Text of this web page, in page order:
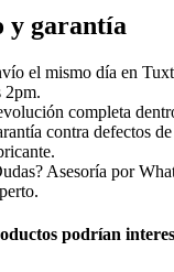
y garantía
el mismo día en
2pm.
completa
contra defectos
Asesoría por
podrían